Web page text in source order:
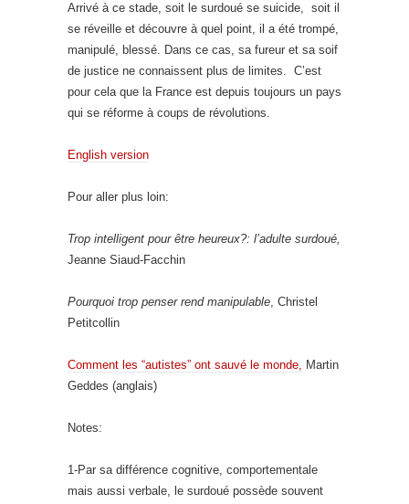
Arrivé à ce stade, soit le surdoué se suicide, soit il
se réveille et découvre à quel point, il a été trompé,
manipulé, blessé. Dans ce cas, sa fureur et sa soif
de justice ne connaissent plus de limites. C’est
pour cela que la France est depuis toujours un pays
qui se réforme à coups de révolutions.
English version
Pour aller plus loin:
Trop intelligent pour être heureux?: l’adulte surdoué,
Jeanne Siaud-Facchin
Pourquoi trop penser rend manipulable, Christel
Petitcollin
Comment les “autistes” ont sauvé le monde, Martin
Geddes (anglais)
Notes:
1-Par sa différence cognitive, comportementale
mais aussi verbale, le surdoué possède souvent